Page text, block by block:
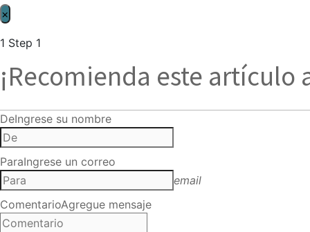
×
1 Step 1
¡Recomienda este artículo
DeIngrese su nombre
ParaIngrese un correo
email
ComentarioAgregue mensaje